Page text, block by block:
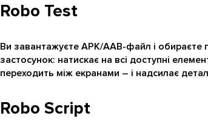
Robo Test
Ви завантажуєте APK/AAB-файл і обираєте
застосунок: натискає на всі доступні
переходить між екранами – і надсилає
Robo Script